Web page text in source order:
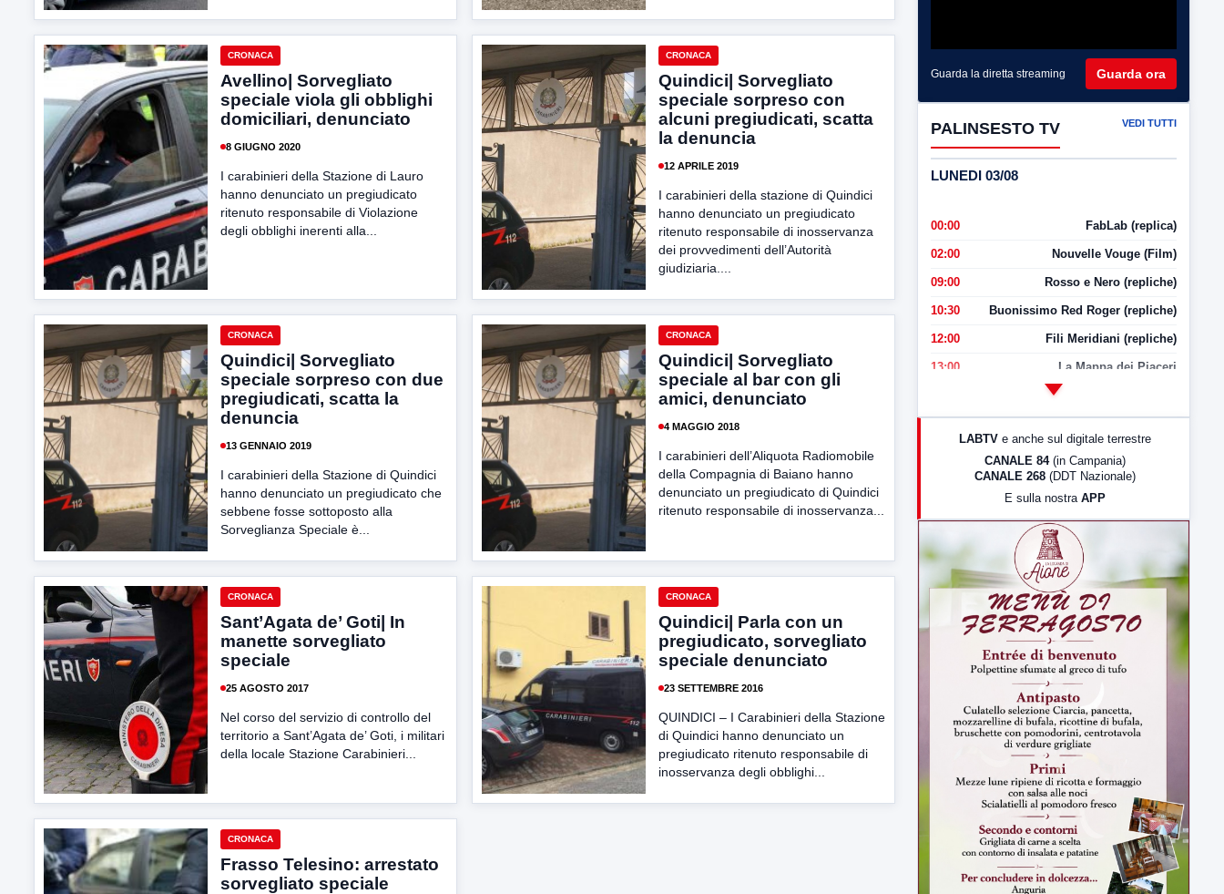
CRONACA
Avellino| Sorvegliato
speciale viola gli obblighi
domiciliari, denunciato
8 GIUGNO 2020
I carabinieri della Stazione di Lauro
hanno denunciato un pregiudicato
ritenuto responsabile di Violazione
degli obblighi inerenti alla...
CRONACA
Quindici| Sorvegliato
speciale sorpreso con
alcuni pregiudicati, scatta
la denuncia
12 APRILE 2019
I carabinieri della stazione di Quindici
hanno denunciato un pregiudicato
ritenuto responsabile di inosservanza
dei provvedimenti dell’Autorità
giudiziaria....
CRONACA
Quindici| Sorvegliato
speciale sorpreso con due
pregiudicati, scatta la
denuncia
13 GENNAIO 2019
I carabinieri della Stazione di Quindici
hanno denunciato un pregiudicato che
sebbene fosse sottoposto alla
Sorveglianza Speciale è...
CRONACA
Quindici| Sorvegliato
speciale al bar con gli
amici, denunciato
4 MAGGIO 2018
I carabinieri dell’Aliquota Radiomobile
della Compagnia di Baiano hanno
denunciato un pregiudicato di Quindici
ritenuto responsabile di inosservanza...
CRONACA
Sant’Agata de’ Goti| In
manette sorvegliato
speciale
25 AGOSTO 2017
Nel corso del servizio di controllo del
territorio a Sant’Agata de’ Goti, i militari
della locale Stazione Carabinieri...
CRONACA
Quindici| Parla con un
pregiudicato, sorvegliato
speciale denunciato
23 SETTEMBRE 2016
QUINDICI – I Carabinieri della Stazione
di Quindici hanno denunciato un
pregiudicato ritenuto responsabile di
inosservanza degli obblighi...
CRONACA
Frasso Telesino: arrestato
sorvegliato speciale
Guarda la diretta streaming Guarda ora
PALINSESTO TV VEDI TUTTI
LUNEDI 03/08
00:00 FabLab (replica)
02:00 Nouvelle Vouge (Film)
09:00 Rosso e Nero (repliche)
10:30 Buonissimo Red Roger (repliche)
12:00 Fili Meridiani (repliche)
13:00 La Mappa dei Piaceri
LabNews (Diretta)
LabNews (replica)
LABTV e anche sul digitale terrestre
CANALE 84 (in Campania)
CANALE 268 (DDT Nazionale)
E sulla nostra APP